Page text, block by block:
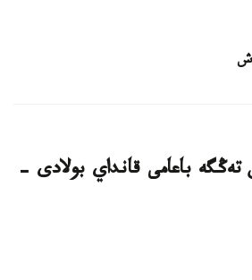
باعامى قانداي بولادى -